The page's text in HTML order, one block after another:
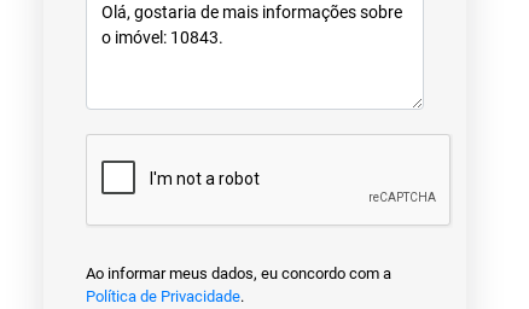
Ao informar meus dados, eu concordo com a
Política de Privacidade.